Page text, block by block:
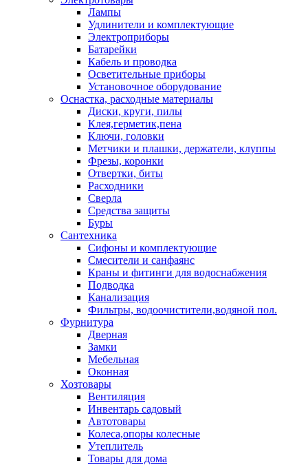
Лампы
Удлинители и комплектующие
Электроприборы
Батарейки
Кабель и проводка
Осветительные приборы
Установочное оборудование
Оснастка, расходные материалы
Диски, круги, пилы
Клея,герметик,пена
Ключи, головки
Метчики и плашки, держатели, клуппы
Фрезы, коронки
Отвертки, биты
Расходники
Сверла
Средства защиты
Буры
Сантехника
Сифоны и комплектующие
Смесители и санфаянс
Краны и фитинги для водоснабжения
Подводка
Канализация
Фильтры, водоочистители,водяной пол.
Фурнитура
Дверная
Замки
Мебельная
Оконная
Хозтовары
Вентиляция
Инвентарь садовый
Автотовары
Колеса,опоры колесные
Утеплитель
Товары для дома